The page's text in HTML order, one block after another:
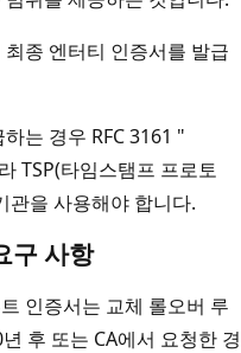
종 엔터티 인증서를 발급
는 경우 RFC 3161 "
TSP(타임스탬프 프로토
관을 사용해야 합니다.
구 사항
인증서는 교체 롤오버 루
후 또는 CA에서 요청한 경